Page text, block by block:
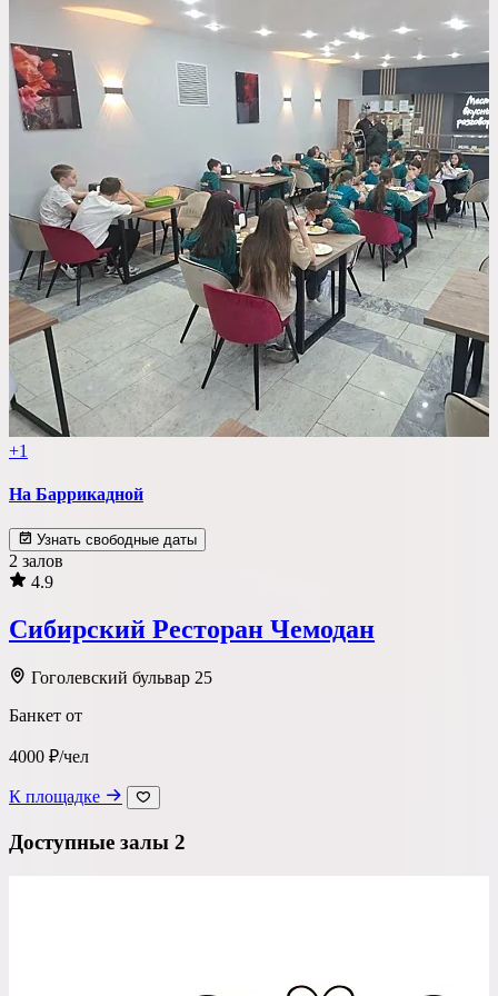
+1
На Баррикадной
Узнать свободные даты
2 залов
4.9
Сибирский Ресторан Чемодан
Гоголевский бульвар 25
Банкет от
4000 ₽/чел
К площадке
Доступные залы 2